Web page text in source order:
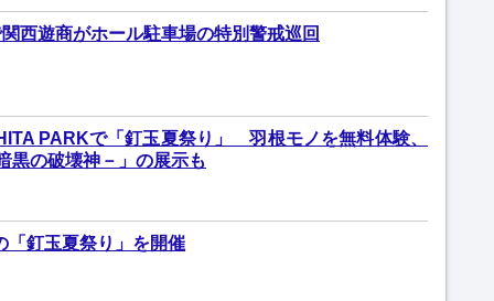
西遊商がホール駐車場の特別警戒巡回
PARKで「釘玉夏祭り」 羽根モノを無料体験、
黒の破壊神－」の展示も
釘玉夏祭り」を開催